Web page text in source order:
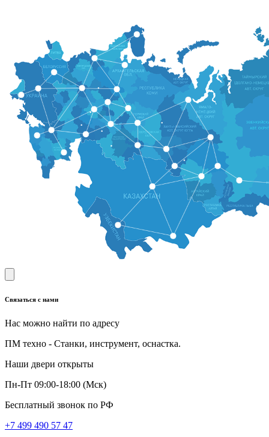
Связаться с нами
Нас можно найти по адресу
ПМ техно - Станки, инструмент, оснастка.
Наши двери открыты
Пн-Пт 09:00-18:00 (Мск)
Бесплатный звонок по РФ
+7 499 490 57 47